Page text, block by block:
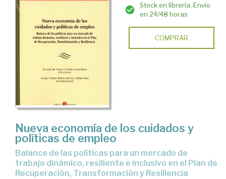
Stock en librería. Envío
en 24/48 horas
COMPRAR
Nueva economía de los cuidados y
políticas de empleo
Balance de las políticas para un mercado de
trabajo dinámico, resiliente e inclusivo en el Plan de
Recuperación, Transformación y Resiliencia